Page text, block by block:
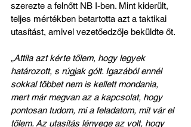
szerezte a felnőtt NB I-ben. Mint kiderült,
teljes mértékben betartotta azt a taktikai
utasítást, amivel vezetőedzője beküldte őt.
„Attila azt kérte tőlem, hogy legyek
határozott, s rúgjak gólt. Igazából ennél
sokkal többet nem is kellett mondania,
mert már megvan az a kapcsolat, hogy
pontosan tudom, mi a feladatom, mit vár el
tőlem. Az utasítás lényege az volt, hogy